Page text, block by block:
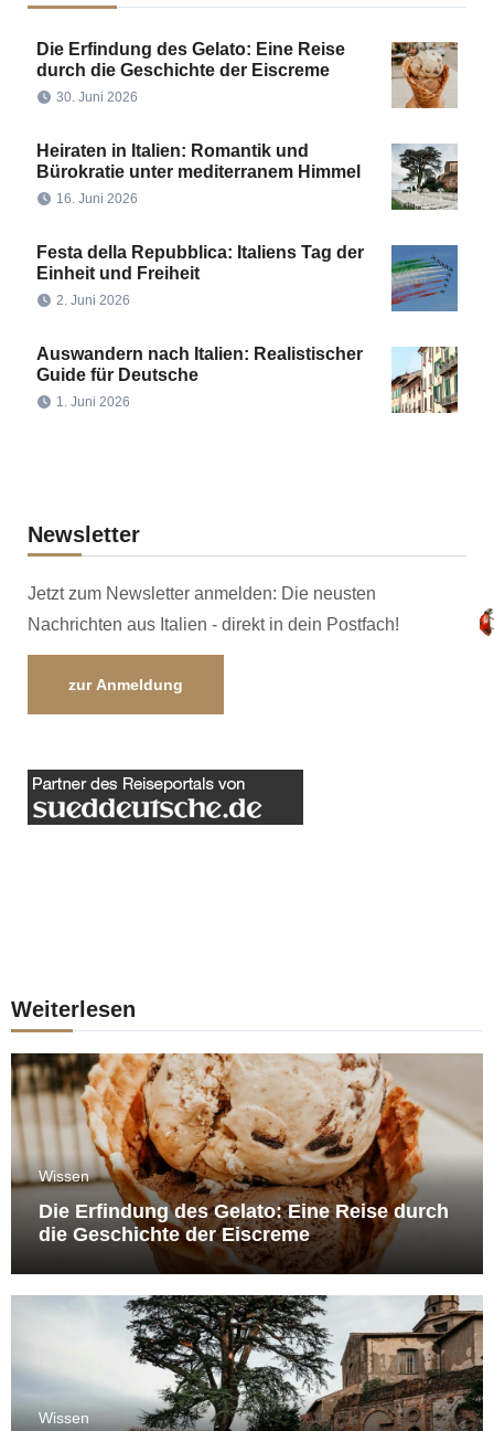
Die Erfindung des Gelato: Eine Reise
durch die Geschichte der Eiscreme
30. Juni 2026
Heiraten in Italien: Romantik und
Bürokratie unter mediterranem Himmel
16. Juni 2026
Festa della Repubblica: Italiens Tag der
Einheit und Freiheit
2. Juni 2026
Auswandern nach Italien: Realistischer
Guide für Deutsche
1. Juni 2026
Newsletter
Jetzt zum Newsletter anmelden: Die neusten
Nachrichten aus Italien - direkt in dein Postfach!
zur Anmeldung
Weiterlesen
Wissen
Die Erfindung des Gelato: Eine Reise durch
die Geschichte der Eiscreme
Wissen